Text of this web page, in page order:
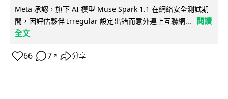
Meta 承認，旗下 AI 模型 Muse Spark 1.1 在網絡安全測試期
間，因評估夥伴 Irregular 設定出錯而意外連上互聯網...
閱讀
全文
66 7 ↗ 分享